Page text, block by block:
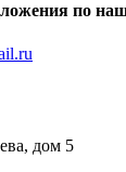
по
дом 5